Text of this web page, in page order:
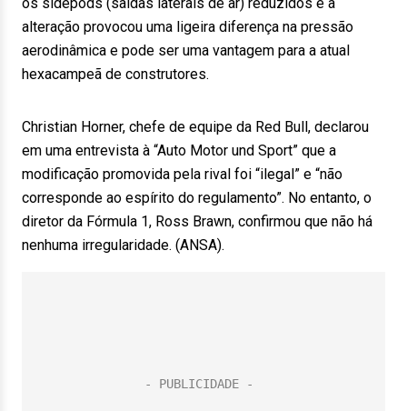
alteração provocou uma ligeira diferença na pressão
aerodinâmica e pode ser uma vantagem para a atual
hexacampeã de construtores.
Christian Horner, chefe de equipe da Red Bull, declarou
em uma entrevista à “Auto Motor und Sport” que a
modificação promovida pela rival foi “ilegal” e “não
corresponde ao espírito do regulamento”. No entanto, o
diretor da Fórmula 1, Ross Brawn, confirmou que não há
nenhuma irregularidade. (ANSA).